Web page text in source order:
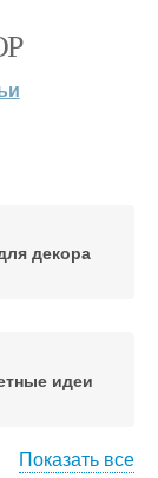
декора
идеи
Показать все